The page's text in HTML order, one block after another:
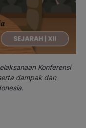
Konferensi
dampak dan